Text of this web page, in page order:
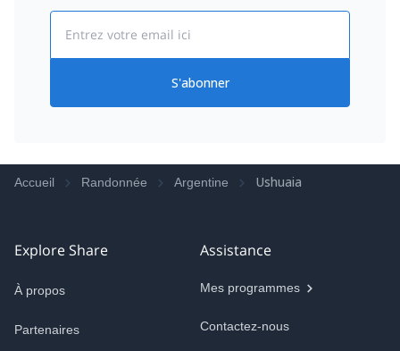
S'abonner
Accueil Randonnée Argentine Ushuaia
Explore Share
À propos
Partenaires
Assistance
Mes programmes
Contactez-nous